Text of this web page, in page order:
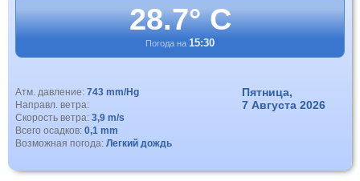
28.7° C
Погода на 15:30
Атм. давление: 743 mm/Hg
Направл. ветра:
Скорость ветра: 3,9 m/s
Всего осадков: 0,1 mm
Возможная погода: Легкий дождь
Пятница,
7 Августа 2026